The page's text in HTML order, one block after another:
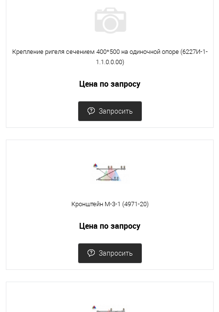
Крепление ригеля сечением 400*500 на одиночной опоре (6227И-1-
1.1.0.0.00)
Цена по запросу
Запросить
Кронштейн М-3-1 (4971-20)
Цена по запросу
Запросить